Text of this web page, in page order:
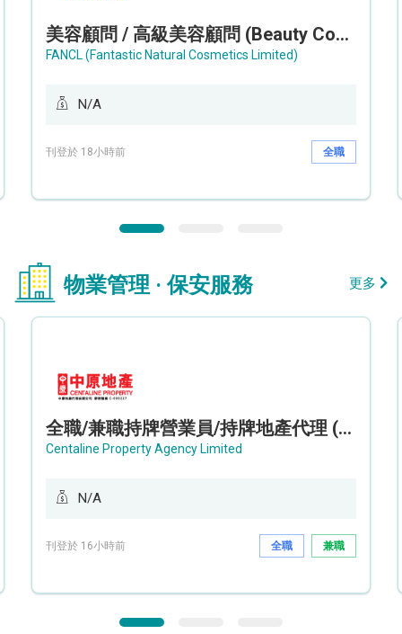
美容顧問 / 高級美容顧問 (Beauty Consultant / Senior Beauty Consultant)
FANCL (Fantastic Natural Cosmetics Limited)
N/A
刊登於 18小時前 全職
物業管理 · 保安服務 更多
全職/兼職持牌營業員/持牌地產代理 (長沙灣/將軍澳/油塘)
Centaline Property Agency Limited
N/A
刊登於 16小時前 全職 兼職